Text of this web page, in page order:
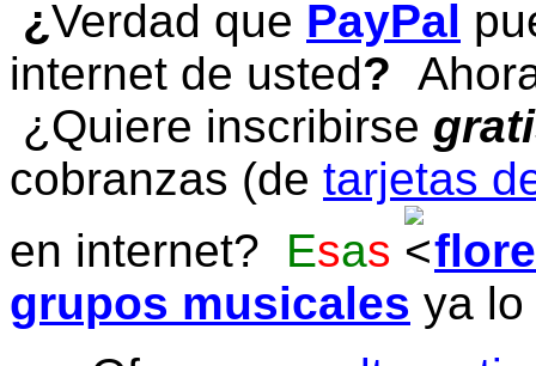
¿Verdad que PayPal
internet de usted?
¿Quiere inscribirse
cobranzas (de tarjetas
en internet? Esas
grupos musicales ya